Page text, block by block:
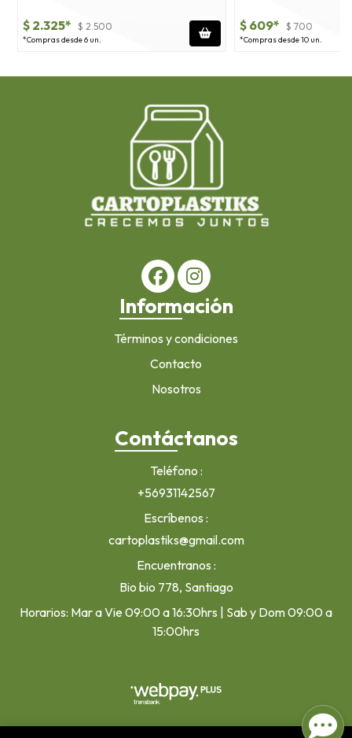
$ 2.325* $ 2.500
*Compras desde 6 un.
$ 609* $ 700
*Compras desde 10 un.
Información
Términos y condiciones
Contacto
Nosotros
Contáctanos
Teléfono
+56931142567
Escríbenos
cartoplastiks@gmail.com
Encuentranos
Bio bio 778, Santiago
Horarios: Mar a Vie 09:00 a 16:30hrs | Sab y Dom 09:00 a
15:00hrs